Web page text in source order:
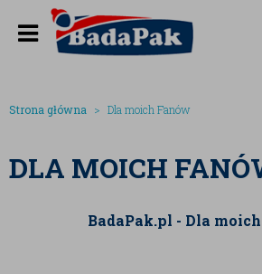
Strona główna Dla moich Fanów
DLA MOICH
BadaPak.pl - Dla